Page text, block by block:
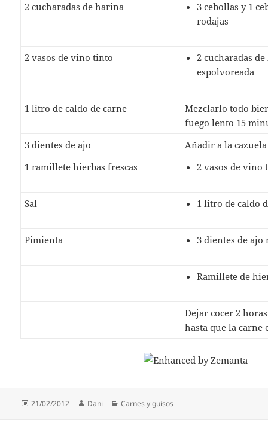
2 cucharadas de harina
3 cebollas y 1
rodajas
2 vasos de vino tinto
2 cucharadas
espolvoreada
1 litro de caldo de carne
Mezclarlo todo
fuego lento 15
3 dientes de ajo
Añadir a la
1 ramillete hierbas frescas
2 vasos de vino
Sal 1 litro de caldo
Pimienta 3 dientes de ajo
Ramillete de
Dejar cocer 2
hasta que la carne
Publicado
21/02/2012 Autor
Dani Categorías
Carnes y guisos